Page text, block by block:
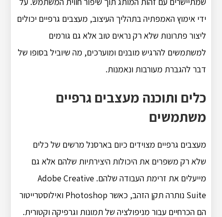
ידי אימוץ האמפתיה בתהליך העיצוב, מעצבים גרפיים יכולים
ליצור פתרונות שלא רק נראים טוב אלא גם גורמים
למשתמשים להרגיש מובנים ומוערכים, מה שיוביל בסופו של
דבר להגברת מעורבות ונאמנות.
כלים ותוכנה מעצבים גרפיים
משתמשים
מעצבים גרפיים מצוידים כיום בארסנל מרשים של כלים
שלא רק משפרים את היכולות היצירתיות שלהם אלא גם
מייעלים את זרימת העבודה שלהם. Adobe Creative
Suite נותרה תקן הזהב, כאשר Photoshop ואילוסטרייטור
הם הכרחיים עבור מניפולציה של תמונות וגרפיקה וקטורית.